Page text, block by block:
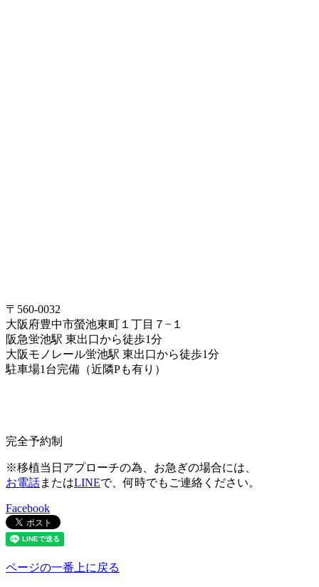
〒560-0032
大阪府豊中市螢池東町１丁目７−１
阪急蛍池駅 東出口から徒歩1分
大阪モノレール蛍池駅 東出口から徒歩1分
駐車場1台完備（近隣Pも有り）
完全予約制
※移植当日アプローチの為、お急ぎの場合には、
お電話またはLINEで、何時でもご連絡ください。
Facebook
ページの一番上に戻る